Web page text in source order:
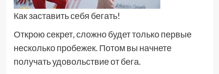
Как заставить себя бегать!
Открою секрет, сложно будет только первые
несколько пробежек. Потом вы начнете
получать удовольствие от бега.